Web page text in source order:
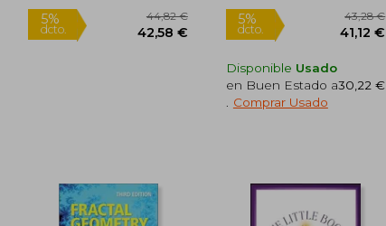
5%
dcto.
5%
dcto.
Disponible Usado
en Buen Estado a30,22 €
Comprar Usado